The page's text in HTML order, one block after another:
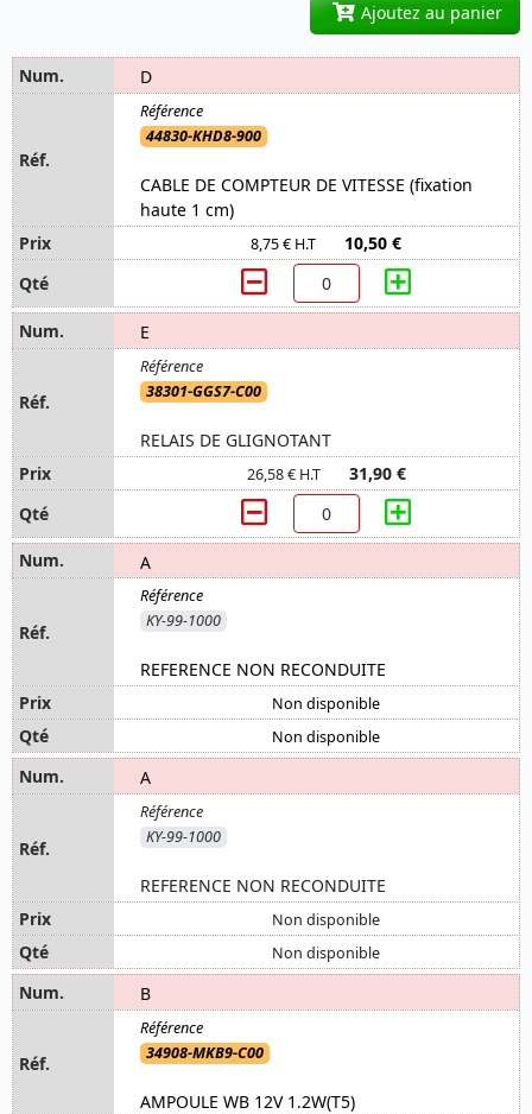
Ajoutez au panier
D
44830-KHD8-900
CABLE DE COMPTEUR DE VITESSE (fixation
haute 1 cm)
8,75 € H.T 10,50 €
E
38301-GGS7-C00
RELAIS DE GLIGNOTANT
26,58 € H.T 31,90 €
A
KY-99-1000
REFERENCE NON RECONDUITE
Non disponible
Non disponible
A
KY-99-1000
REFERENCE NON RECONDUITE
Non disponible
Non disponible
B
34908-MKB9-C00
AMPOULE WB 12V 1.2W(T5)